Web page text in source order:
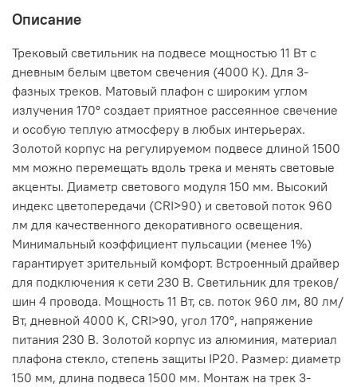
Описание
Трековый светильник на подвесе мощностью 11 Вт с
дневным белым цветом свечения (4000 К). Для 3-
фазных треков. Матовый плафон с широким углом
излучения 170° создает приятное рассеянное свечение
и особую теплую атмосферу в любых интерьерах.
Золотой корпус на регулируемом подвесе длиной 1500
мм можно перемещать вдоль трека и менять световые
акценты. Диаметр светового модуля 150 мм. Высокий
индекс цветопередачи (CRI>90) и световой поток 960
лм для качественного декоративного освещения.
Минимальный коэффициент пульсации (менее 1%)
гарантирует зрительный комфорт. Встроенный драйвер
для подключения к сети 230 В. Светильник для треков/
шин 4 провода. Мощность 11 Вт, св. поток 960 лм, 80 лм/
Вт, дневной 4000 K, CRI>90, угол 170°, напряжение
питания 230 В. Золотой корпус из алюминия, материал
плафона стекло, степень защиты IP20. Размер: диаметр
150 мм, длина подвеса 1500 мм. Монтаж на трек 3-